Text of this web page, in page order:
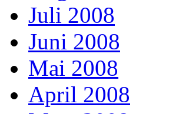
Juli 2008
Juni 2008
Mai 2008
April 2008